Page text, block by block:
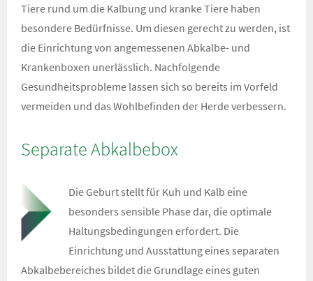
Tiere rund um die Kalbung und kranke Tiere haben
besondere Bedürfnisse. Um diesen gerecht zu werden, ist
die Einrichtung von angemessenen Abkalbe- und
Krankenboxen unerlässlich. Nachfolgende
Gesundheitsprobleme lassen sich so bereits im Vorfeld
vermeiden und das Wohlbefinden der Herde verbessern.
Separate Abkalbebox
Die Geburt stellt für Kuh und Kalb eine
besonders sensible Phase dar, die optimale
Haltungsbedingungen erfordert. Die
Einrichtung und Ausstattung eines separaten
Abkalbebereiches bildet die Grundlage eines guten